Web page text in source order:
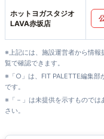
ホットヨガスタジオ
LAVA赤坂店
※上記には、施設運営者から情
覧で確認できます。
※「○」は、FIT PALETTE編集部
です。
※「－」は未提供を示すもので
さい。